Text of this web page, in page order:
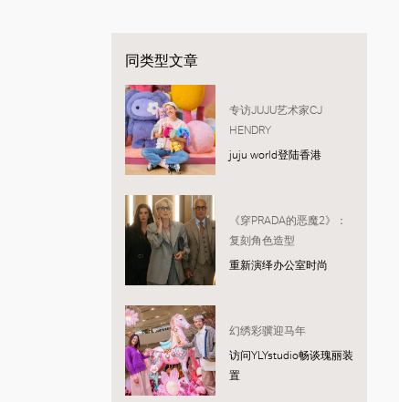
同类型文章
专访JUJU艺术家CJ
HENDRY
juju world登陆香港
《穿PRADA的恶魔2》：
复刻角色造型
重新演绎办公室时尚
幻绣彩骥迎马年
访问YLYstudio畅谈瑰丽装
置